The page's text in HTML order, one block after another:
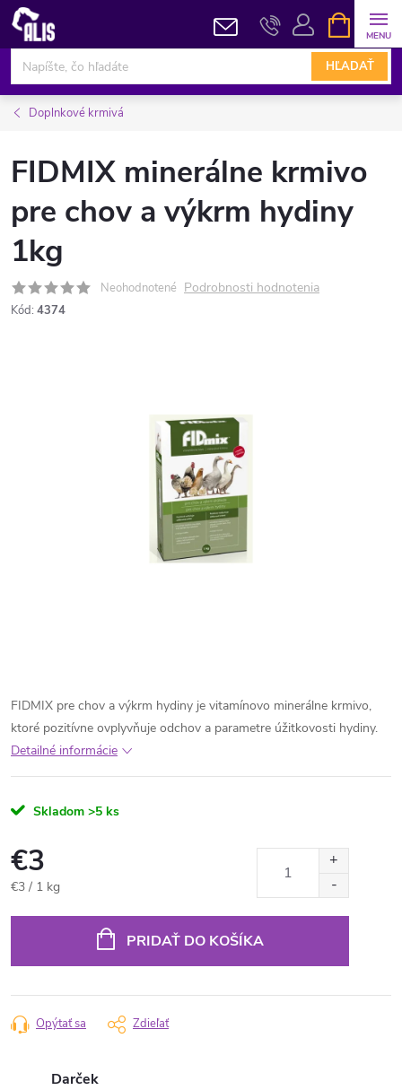
Prejsť
obsah
HĽADAŤ
KOŠÍK
Doplnkové krmivá
FIDMIX minerálne krmivo
pre chov a výkrm hydiny
1kg
Neohodnotené Podrobnosti hodnotenia
Kód: 4374
FIDMIX pre chov a výkrm hydiny je vitamínovo minerálne krmivo,
ktoré pozitívne ovplyvňuje odchov a parametre úžitkovosti hydiny.
Detailné informácie
Skladom >5 ks
€3
Jednotková
€3 / 1 kg
PRIDAŤ DO KOŠÍKA
Opýtať sa Zdieľať
Darček